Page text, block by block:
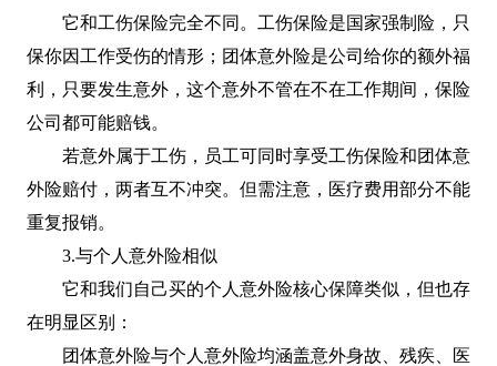
它和工伤保险完全不同。工伤保险是国家强制险，只
保你因工作受伤的情形；团体意外险是公司给你的额外福
利，只要发生意外，这个意外不管在不在工作期间，保险
公司都可能赔钱。
若意外属于工伤，员工可同时享受工伤保险和团体意
外险赔付，两者互不冲突。但需注意，医疗费用部分不能
重复报销。
3.与个人意外险相似
它和我们自己买的个人意外险核心保障类似，但也存
在明显区别：
团体意外险与个人意外险均涵盖意外身故、残疾、医